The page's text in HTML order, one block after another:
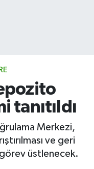
tanıtıldı
Merkezi,
ve geri
üstlenecek.